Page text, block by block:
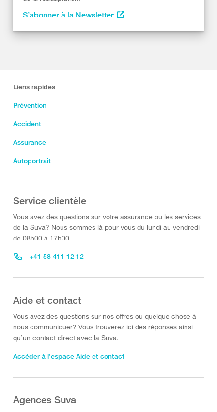
S’abonner à la Newsletter
Liens rapides
Prévention
Accident
Assurance
Autoportrait
Service clientèle
Vous avez des questions sur votre assurance ou les services
de la Suva? Nous sommes là pour vous du lundi au vendredi
de 08h00 à 17h00.
+41 58 411 12 12
Aide et contact
Vous avez des questions sur nos offres ou quelque chose à
nous communiquer? Vous trouverez ici des réponses ainsi
qu’un contact direct avec la Suva.
Accéder à l’espace Aide et contact
Agences Suva